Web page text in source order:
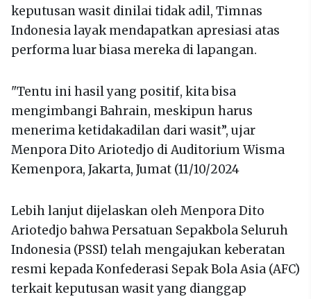
keputusan wasit dinilai tidak adil, Timnas
Indonesia layak mendapatkan apresiasi atas
performa luar biasa mereka di lapangan.
"Tentu ini hasil yang positif, kita bisa
mengimbangi Bahrain, meskipun harus
menerima ketidakadilan dari wasit”, ujar
Menpora Dito Ariotedjo di Auditorium Wisma
Kemenpora, Jakarta, Jumat (11/10/2024
Lebih lanjut dijelaskan oleh Menpora Dito
Ariotedjo bahwa Persatuan Sepakbola Seluruh
Indonesia (PSSI) telah mengajukan keberatan
resmi kepada Konfederasi Sepak Bola Asia (AFC)
terkait keputusan wasit yang dianggap